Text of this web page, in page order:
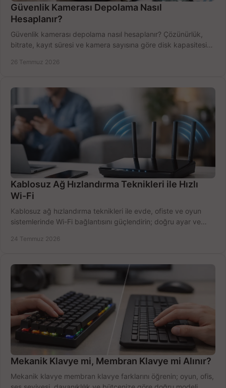
Güvenlik Kamerası Depolama Nasıl
Hesaplanır?
Güvenlik kamerası depolama nasıl hesaplanır? Çözünürlük,
bitrate, kayıt süresi ve kamera sayısına göre disk kapasitesini
26 Temmuz 2026
Kablosuz Ağ Hızlandırma Teknikleri ile Hızlı
Wi-Fi
Kablosuz ağ hızlandırma teknikleri ile evde, ofiste ve oyun
sistemlerinde Wi-Fi bağlantısını güçlendirin; doğru ayar ve
24 Temmuz 2026
Mekanik Klavye mi, Membran Klavye mi Alınır?
Mekanik klavye membran klavye farklarını öğrenin; oyun, ofis,